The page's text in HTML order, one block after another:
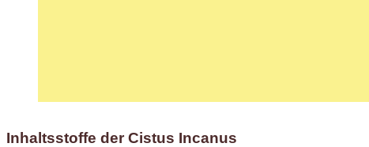
Inhaltsstoffe der Cistus Incanus